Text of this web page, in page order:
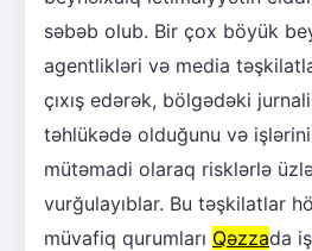
səbəb olub. Bir çox böyük
agentlikləri və media
çıxış edərək, bölgədəki
təhlükədə olduğunu və
mütəmadi olaraq risklərlə
vurğulayıblar. Bu təşkilatlar
müvafiq qurumları Qəzzada